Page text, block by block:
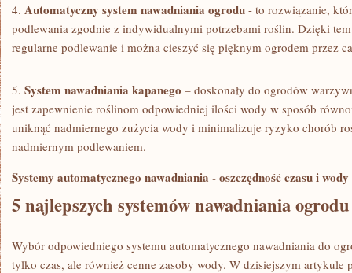
4. Automatyczny system nawadniania ogrodu ⁢-⁣ to rozwiązanie,
podlewania zgodnie z indywidualnymi potrzebami roślin. ⁣Dzięki
regularne ‍podlewanie ‌i ⁤można cieszyć się ‍pięknym ‍ogrodem przez
5. System nawadniania kapanego – ​doskonały do ogrodów
jest ⁣zapewnienie roślinom ⁣odpowiedniej​ ilości ⁤wody w ​sposób⁢
uniknąć nadmiernego zużycia wody i ⁣minimalizuje‌ ryzyko chorób
nadmiernym podlewaniem.
Systemy⁤ automatycznego nawadniania ‍-‌ oszczędność ​czasu‍ i wody
5 najlepszych systemów nawadniania
Wybór ⁢odpowiedniego systemu automatycznego nawadniania ⁤do
tylko czas,⁢ ale‍ również cenne‍ zasoby wody. W⁣ dzisiejszym artykule